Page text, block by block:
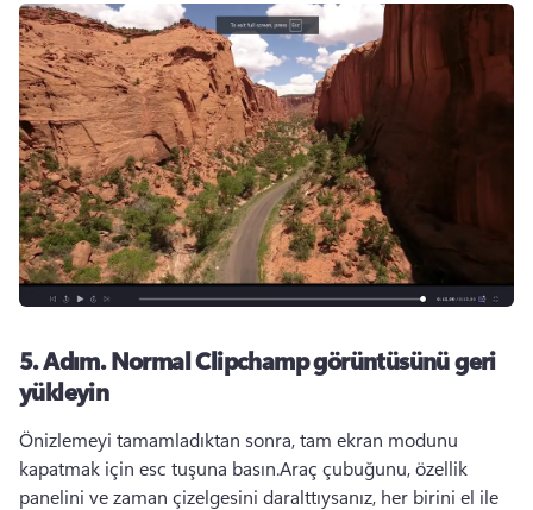
5. Adım.Normal Clipchamp görüntüsünü geri
yükleyin
Önizlemeyi tamamladıktan sonra, tam ekran modunu
kapatmak için esc tuşuna basın.Araç çubuğunu, özellik
panelini ve zaman çizelgesini daralttıysanız, her birini el ile